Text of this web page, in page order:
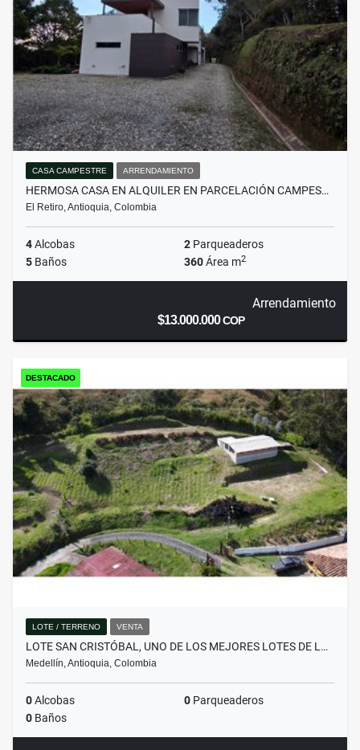
CASA CAMPESTRE ARRENDAMIENTO
HERMOSA CASA EN ALQUILER EN PARCELACIÓN CAMPES…
El Retiro, Antioquia, Colombia
4Alcobas 2 Parqueaderos
5 Baños 360Área m2
Arrendamiento
$13.000.000COP
DESTACADO
LOTE / TERRENO VENTA
LOTE SAN CRISTÓBAL, UNO DE LOS MEJORES LOTES DE L…
Medellín, Antioquia, Colombia
0Alcobas 0 Parqueaderos
0 Baños